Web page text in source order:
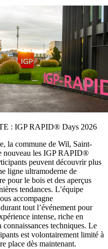
: IGP RAPID® Days 2026
la commune de Wil, Saint-
nouveau les IGP RAPID®
peuvent découvrir plus
ligne ultramoderne de
pour le bois et des aperçus
tendances. L’équipe
accompagne
tout l’événement pour
intense, riche en
connaissances techniques. Le
est volontairement limité à
place dès maintenant.